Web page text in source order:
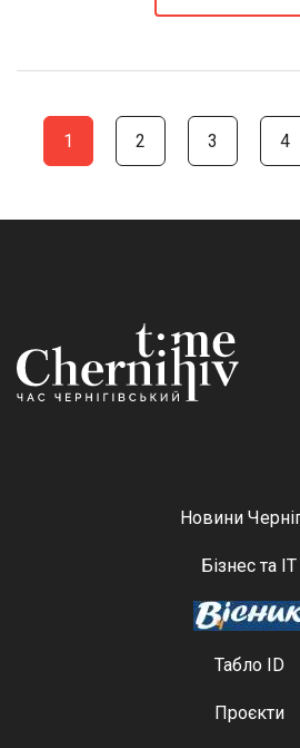
1 2 3 4
Новини
Бізнес та ІТ
Табло ID
Проєкти